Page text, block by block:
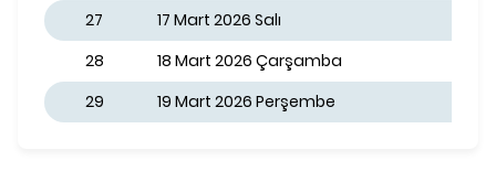
27
17 Mart 2026 Salı
28
18 Mart 2026 Çarşamba
29
19 Mart 2026 Perşembe